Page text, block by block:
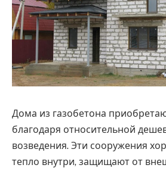
Дома из газобетона
благодаря относительной
возведения. Эти сооружения
тепло внутри, защищают от